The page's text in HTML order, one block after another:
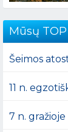
Mūsų
Šeimos
11 n.
7 n.